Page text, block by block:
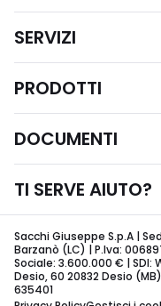
SERVIZI
PRODOTTI
DOCUMENTI
TI SERVE AIUTO?
Sacchi Giuseppe S.p.A |
Barzanò (LC) | P.Iva:
Sociale: 3.600.000 € | SDI:
Desio, 60 20832 Desio
635401